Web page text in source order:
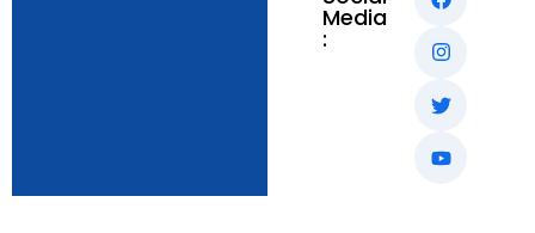
Media
: